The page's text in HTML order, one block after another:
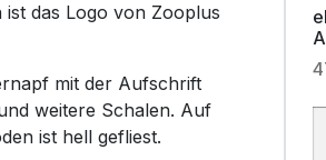
das Logo von Zooplus
mit der Aufschrift
weitere Schalen. Auf
ist hell gefliest.